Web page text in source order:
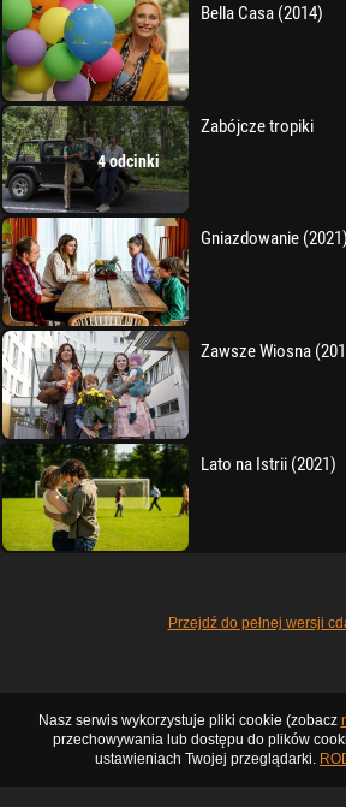
Bella Casa (2014)
4 odcinki
Zabójcze tropiki
Gniazdowanie (2021)
Zawsze Wiosna
Lato na Istrii (2021)
Przejdź do pełnej wersji
Nasz serwis wykorzystuje pliki cookie (zobacz
przechowywania lub dostępu do plików
ustawieniach Twojej przeglądarki.